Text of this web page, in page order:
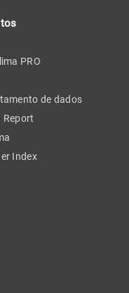
PRO
de dados
Report
Index